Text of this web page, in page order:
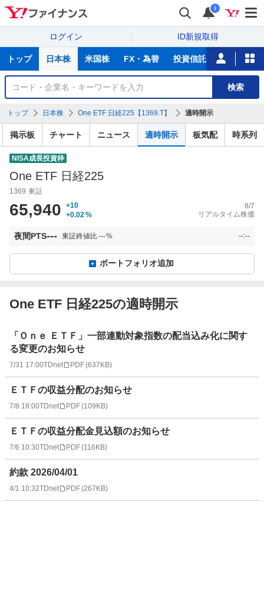
i
ログイン ID新規取得
サ
トップ 日本株 米国株 FX・為替 投資信託 ニュース
銘
検
索
検索
トップ 日本株 One ETF 日経225【1369.T】 適時開示
掲示板 チャート ニュース 適時開示 板気配 時系列
NISA成長投資枠
One ETF 日経225
1369 東証
65,940
+10
+0.02 %
8/7
リアルタイム株価
夜間PTS--- 東証終値比---% --:--
ポートフォリオ追加
One ETF 日経225の適時開示
情
覧
「Ｏｎｅ ＥＴＦ」一部連動対象指数の配当込み化に関す
る変更のお知らせ
7/31 17:00TDnet PDF(637KB)
ＥＴＦの収益分配のお知らせ
7/8 18:00TDnet PDF(109KB)
ＥＴＦの収益分配金見込額のお知らせ
7/6 10:30TDnet PDF(116KB)
約款 2026/04/01
4/1 10:32TDnet PDF(267KB)